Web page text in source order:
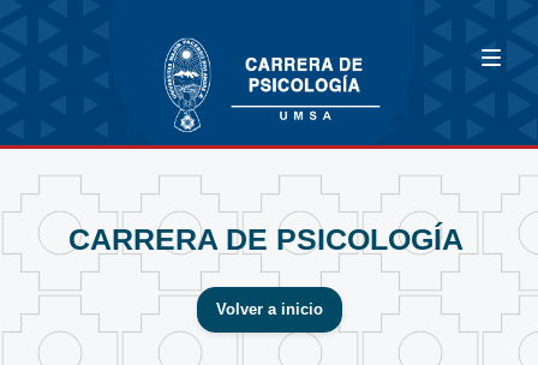
CARRERA DE PSICOLOGÍA
Volver a inicio